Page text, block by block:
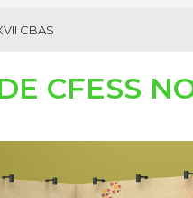
CBAS
CFESS